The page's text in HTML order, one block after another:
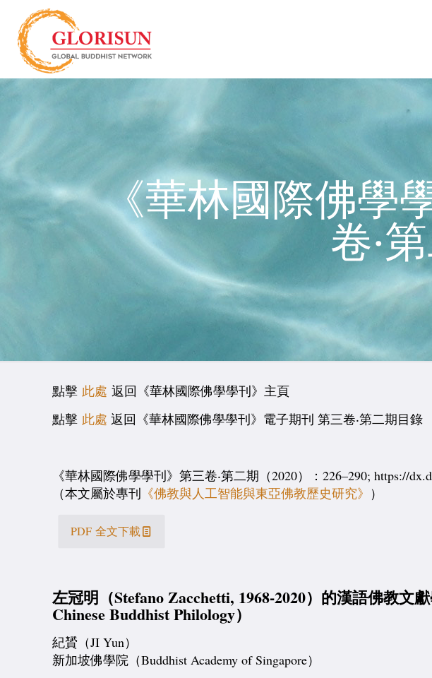
《華林國際佛學
卷‧
點擊 此處 返回《華林國際佛學學刊》主頁
點擊 此處 返回《華林國際佛學學刊》電子期刊 第三卷‧第二期目錄
《華林國際佛學學刊》第三卷‧第二期（2020）：226–290; https://
（本文屬於專刊 《佛教與人工智能與東亞佛教歷史研究》 ）
PDF 全文下載
左冠明（Stefano Zacchetti, 1968-2020）的漢語佛教文
Chinese Buddhist Philology）
紀贇（JI Yun）
新加坡佛學院（Buddhist Academy of Singapore）